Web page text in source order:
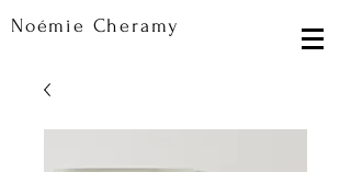
Noémie Cheramy